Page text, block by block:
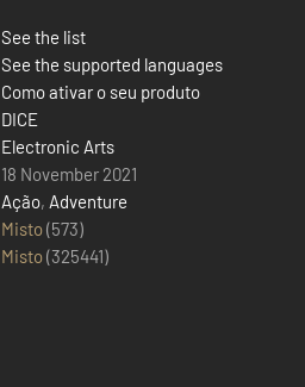
See the list
See the supported languages
Como ativar o seu produto
DICE
Electronic Arts
18 November 2021
Ação, Adventure
Misto(573)
Misto(325441)